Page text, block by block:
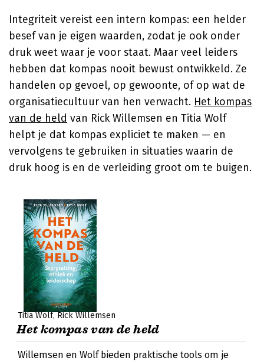
Integriteit vereist een intern kompas: een helder
besef van je eigen waarden, zodat je ook onder
druk weet waar je voor staat. Maar veel leiders
hebben dat kompas nooit bewust ontwikkeld. Ze
handelen op gevoel, op gewoonte, of op wat de
organisatiecultuur van hen verwacht. Het kompas
van de held van Rick Willemsen en Titia Wolf
helpt je dat kompas expliciet te maken — en
vervolgens te gebruiken in situaties waarin de
druk hoog is en de verleiding groot om te buigen.
Titia Wolf Rick Willemsen
Het kompas van de held
Willemsen en Wolf bieden praktische tools om je